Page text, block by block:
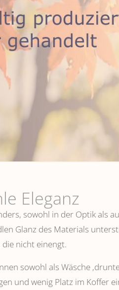
Eleganz
sowohl in der Optik als
Glanz des Materials
nicht einengt.
sowohl als Wäsche
und wenig Platz im